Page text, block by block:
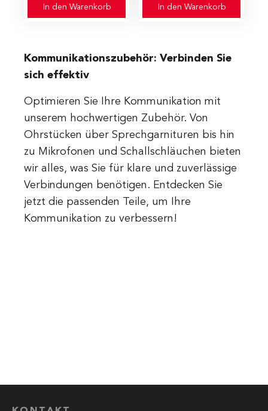
In den Warenkorb In den Warenkorb
Kommunikationszubehör: Verbinden Sie
sich effektiv
Optimieren Sie Ihre Kommunikation mit
unserem hochwertigen Zubehör. Von
Ohrstücken über Sprechgarnituren bis hin
zu Mikrofonen und Schallschläuchen bieten
wir alles, was Sie für klare und zuverlässige
Verbindungen benötigen. Entdecken Sie
jetzt die passenden Teile, um Ihre
Kommunikation zu verbessern!